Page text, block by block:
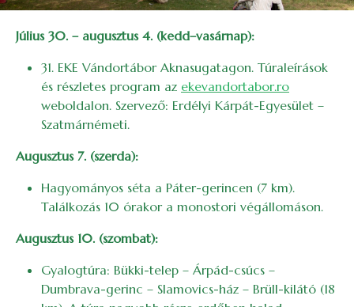
Július 30. – augusztus 4. (kedd–vasárnap):
31. EKE Vándortábor Aknasugatagon. Túraleírások
és részletes program az ekevandortabor.ro
weboldalon. Szervező: Erdélyi Kárpát-Egyesület –
Szatmárnémeti.
Augusztus 7. (szerda):
Hagyományos séta a Páter-gerincen (7 km).
Találkozás 10 órakor a monostori végállomáson.
Augusztus 10. (szombat):
Gyalogtúra: Bükki-telep – Árpád-csúcs –
Dumbrava-gerinc – Slamovics-ház – Brüll-kilátó (18